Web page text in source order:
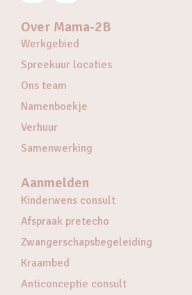
Over Mama-2B
Werkgebied
Spreekuur locaties
Ons team
Namenboekje
Verhuur
Samenwerking
Aanmelden
Kinderwens consult
Afspraak pretecho
Zwangerschapsbegeleiding
Kraambed
Anticonceptie consult